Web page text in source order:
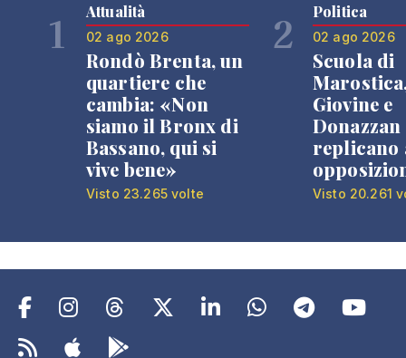
1 Attualità
02 ago 2026
Rondò Brenta, un
quartiere che
cambia: «Non
siamo il Bronx di
Bassano, qui si
vive bene»
Visto 23.265 volte
2 Politica
02 ago 2026
Scuola di
Giovine e
Donazzan
replicano
Visto 20.261